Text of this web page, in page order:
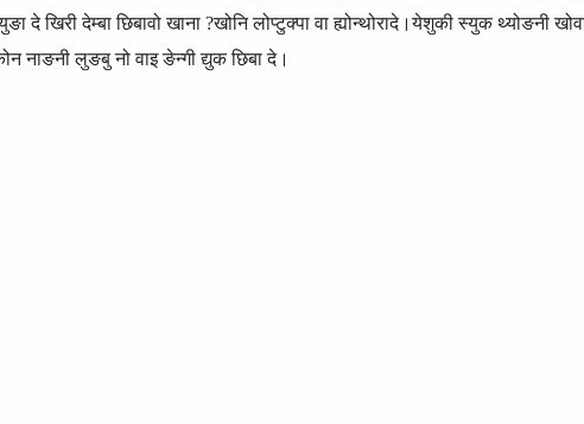
दे खिरी देम्बा छिबावो खाना ?खोनि लोप्टुक्पा वा ह्योन्थोरादे।येशुकी स्युक थ्योङनी
नाङनी लुङबु नो वाइ ङेन्गी द्युक छिबा दे।